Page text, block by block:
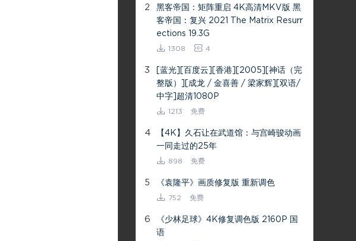
2
黑客帝国：矩阵重启 4K高清MKV版 黑
客帝国：复兴 2021 The Matrix Resurr
ections 19.3G
1308 4
3
[蓝光][百度云][香港][2005][神话（完
整版）][成龙 / 金喜善 / 梁家辉][双语/
中字]超清1080P
1213 免费
4
【4K】久石让在武道馆：与宫崎骏动画
一同走过的25年
898 免费
5 《袁隆平》画质修复版 重新调色
752 免费
6
《少林足球》4K修复调色版 2160P 国
语